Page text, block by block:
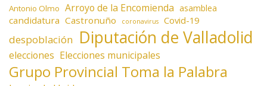
Antonio Olmo Arroyo de la Encomienda asamblea
candidatura Castronuño coronavirus Covid-19
despoblación Diputación de Valladolid
elecciones Elecciones municipales
Grupo Provincial Toma la Palabra